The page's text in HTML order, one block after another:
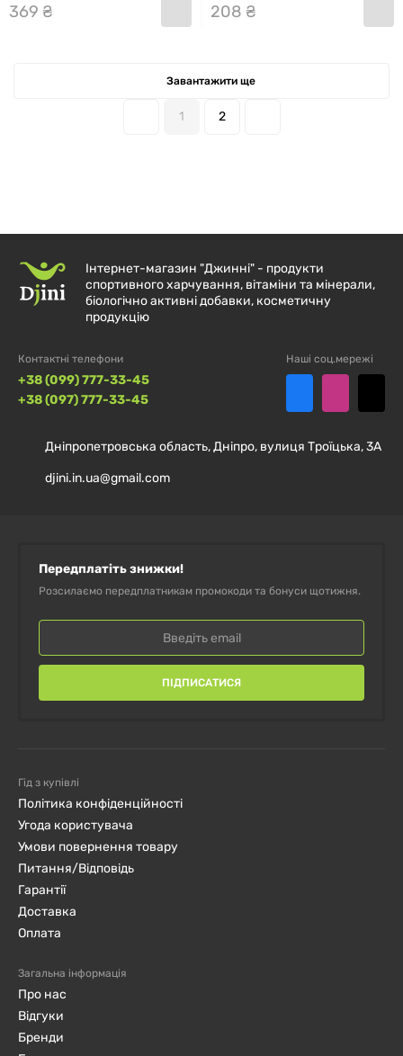
369 ₴ 208 ₴
1 2
Завантажити ще
Інтернет-магазин "Джинні" - продукти
спортивного харчування, вітаміни та мінерали,
біологічно активні добавки, косметичну
продукцію
Контактні телефони
+38 (099) 777-33-45
+38 (097) 777-33-45
Наші соц.мережі
Дніпропетровська область, Дніпро, вулиця Троїцька, 3А
djini.in.ua@gmail.com
Передплатіть знижки!
Розсилаємо передплатникам промокоди та бонуси щотижня.
ПІДПИСАТИСЯ
Гід з купівлі
Політика конфіденційності
Угода користувача
Умови повернення товару
Питання/Відповідь
Гарантії
Доставка
Оплата
Загальна інформація
Про нас
Відгуки
Бренди